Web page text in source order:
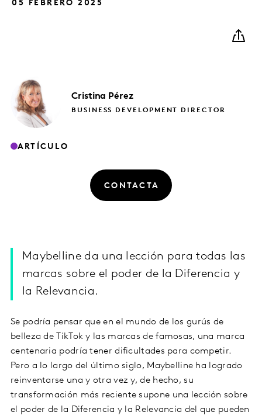
05 FEBRERO 2025
Cristina Pérez
BUSINESS DEVELOPMENT DIRECTOR
ARTÍCULO
CONTACTA
Maybelline da una lección para todas las
marcas sobre el poder de la Diferencia y
la Relevancia.
Se podría pensar que en el mundo de los gurús de
belleza de TikTok y las marcas de famosas, una marca
centenaria podría tener dificultades para competir.
Pero a lo largo del último siglo, Maybelline ha logrado
reinventarse una y otra vez y, de hecho, su
transformación más reciente supone una lección sobre
el poder de la Diferencia y la Relevancia del que pueden